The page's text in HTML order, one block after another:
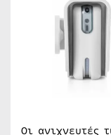
Οι ανιχνευτές